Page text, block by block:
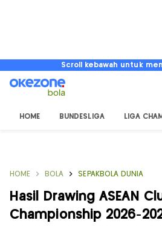
Scroll kebawah untuk
HOME BUNDESLIGA LIGA
HOME BOLA SEPAKBOLA DUNIA
Hasil Drawing ASEAN
Championship 2026-